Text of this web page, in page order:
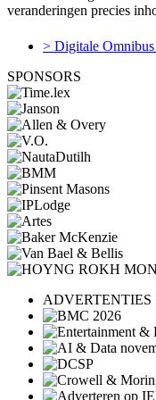
veranderingen precies
> Digitale
SPONSORS
ADVERTENTIES